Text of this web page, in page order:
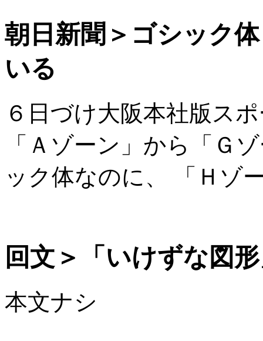
朝日新聞＞ゴシック
いる
６日づけ大阪本社版ス
「Ａゾーン」から「Ｇ
ック体なのに、 「Ｈゾ
回文＞「いけずな図
本文ナシ